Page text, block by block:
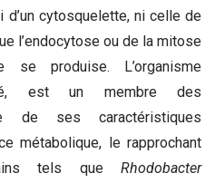
d’un cytosquelette, ni celle de
l’endocytose ou de la mitose
se produise. L’organisme
est un membre des
de ses caractéristiques
métabolique, le rapprochant
tels que Rhodobacter